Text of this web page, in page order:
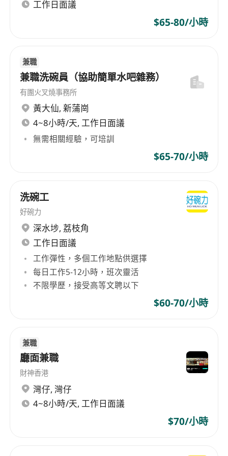
廳禮儀與服務節奏者更佳。
態度親切有禮，具備良好溝通技巧與團隊合作精
展現專業服務形象。
可配合輪班制度，包括午市、晚市及週末班次，
並能即時到崗履行職責。
福利
提供具競爭力的時薪或月薪，並根據表現享有績
享有法定有薪假期，包括公眾假期及年假，並按
設有員工用餐優惠，可在指定時段享用免費或折
扣價的日式餐點。
表現優異者有晉升為組長或領班的機會，參與更
多營運管理工作。
工作日面議
$65-80/小時
兼職
兼職洗碗員（協助簡單水吧雜務）
有團火叉燒事務所
黃大仙, 新蒲崗
4~8小時/天, 工作日面議
無需相關經驗，可培訓
$65-70/小時
洗碗工
好碗力
深水埗, 荔枝角
工作日面議
工作彈性，多個工作地點供選擇
每日工作5-12小時，班次靈活
不限學歷，接受高等文聘以下
$60-70/小時
兼職
廳面兼職
財神香港
灣仔, 灣仔
4~8小時/天, 工作日面議
$70/小時